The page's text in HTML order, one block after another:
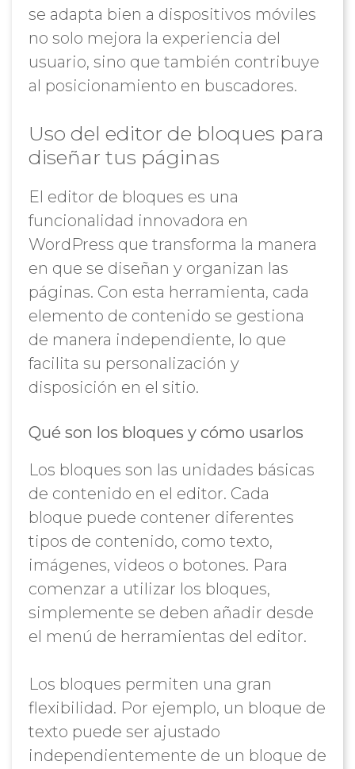
se adapta bien a dispositivos móviles
no solo mejora la experiencia del
usuario, sino que también contribuye
al posicionamiento en buscadores.
Uso del editor de bloques para
diseñar tus páginas
El editor de bloques es una
funcionalidad innovadora en
WordPress que transforma la manera
en que se diseñan y organizan las
páginas. Con esta herramienta, cada
elemento de contenido se gestiona
de manera independiente, lo que
facilita su personalización y
disposición en el sitio.
Qué son los bloques y cómo usarlos
Los bloques son las unidades básicas
de contenido en el editor. Cada
bloque puede contener diferentes
tipos de contenido, como texto,
imágenes, videos o botones. Para
comenzar a utilizar los bloques,
simplemente se deben añadir desde
el menú de herramientas del editor.
Los bloques permiten una gran
flexibilidad. Por ejemplo, un bloque de
texto puede ser ajustado
independientemente de un bloque de